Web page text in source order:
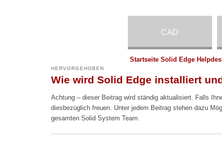
CAD
Startseite Solid Edge
Wie wird Solid Edge installiert
HERVORGEHOBEN
Achtung – dieser Beitrag wird ständig aktualisiert. Falls
diesbezüglich freuen. Unter jedem Beitrag stehen dazu
gesamten Solid System Team.